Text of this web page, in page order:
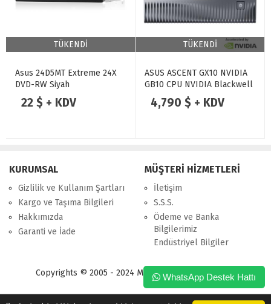
TÜKENDİ
Asus 24D5MT Extreme 24X
DVD-RW Siyah
22 $ + KDV
TÜKENDİ
ASUS ASCENT GX10 NVIDIA
GB10 CPU NVIDIA Blackwell
GPU 128GB DDR5 RAM 1TB
SSD NVIDIA DGX OS
4,790 $ + KDV
KURUMSAL
Gizlilik ve Kullanım Şartları
Kargo ve Taşıma Bilgileri
Hakkımızda
Garanti ve İade
MÜŞTERİ HİZMETLERİ
İletişim
S.S.S.
Ödeme ve Banka
Bilgilerimiz
Endüstriyel Bilgiler
Copyrights © 2005 - 2024 Merpa Bilgi İşlem Ltd. Şti.
WhatsApp Destek Hattı